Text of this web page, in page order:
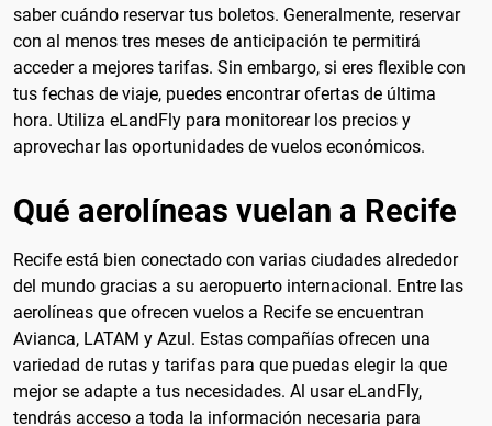
saber cuándo reservar tus boletos. Generalmente, reservar
con al menos tres meses de anticipación te permitirá
acceder a mejores tarifas. Sin embargo, si eres flexible con
tus fechas de viaje, puedes encontrar ofertas de última
hora. Utiliza eLandFly para monitorear los precios y
aprovechar las oportunidades de vuelos económicos.
Qué aerolíneas vuelan a Recife
Recife está bien conectado con varias ciudades alrededor
del mundo gracias a su aeropuerto internacional. Entre las
aerolíneas que ofrecen vuelos a Recife se encuentran
Avianca, LATAM y Azul. Estas compañías ofrecen una
variedad de rutas y tarifas para que puedas elegir la que
mejor se adapte a tus necesidades. Al usar eLandFly,
tendrás acceso a toda la información necesaria para